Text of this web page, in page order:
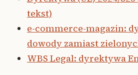
tekst)
e-commerce-magazin:
dowody zamiast
WBS Legal: dyrektywa